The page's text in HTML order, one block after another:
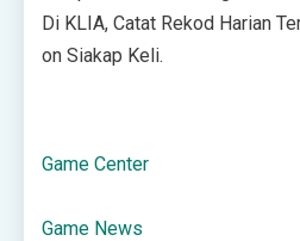
Di KLIA, Catat Rekod Harian
on Siakap Keli.
Game Center
Game News